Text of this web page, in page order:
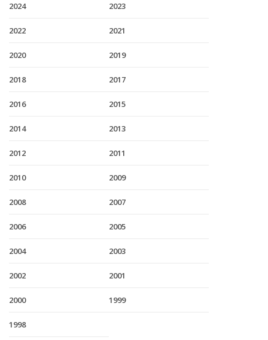
2024 2023
2022 2021
2020 2019
2018 2017
2016 2015
2014 2013
2012 2011
2010 2009
2008 2007
2006 2005
2004 2003
2002 2001
2000 1999
1998